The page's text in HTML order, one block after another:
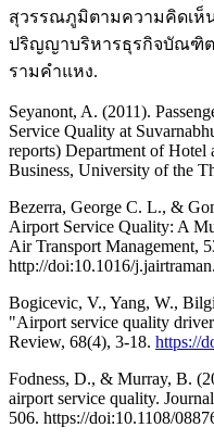
สุวรรณภูมิตามความคิดเห็
ปริญญาบริหารธุรกิจบัณฑิต
รามคำแหง.
Seyanont, A. (2011).
Service Quality at
reports) Department of Hotel
Business, University of the
Bezerra, George C. L., &
Airport Service Quality: A
Air Transport Management,
http://doi:10.1016/
Bogicevic, V., Yang, W.,
"Airport service quality
Review, 68(4), 3-18. https://
Fodness, D., & Murray, B.
airport service quality.
506. https://doi:10.1108/